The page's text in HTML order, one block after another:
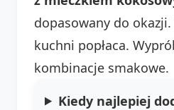
dopasowany do
kuchni popłaca.
kombinacje smakowe.
Kiedy najlepiej